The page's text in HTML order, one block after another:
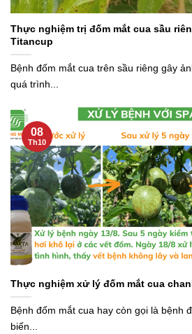
Thực nghiệm trị đốm mắt cua sầu
Titancup
Bệnh đốm mắt cua trên sầu riêng gây
quá trình...
Thực nghiệm xử lý đốm mắt cua
Bệnh đốm mắt cua hay còn gọi là bệnh
biến...
08
Th10